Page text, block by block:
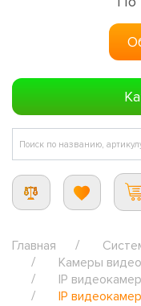
Главная
Камеры
IP
IP